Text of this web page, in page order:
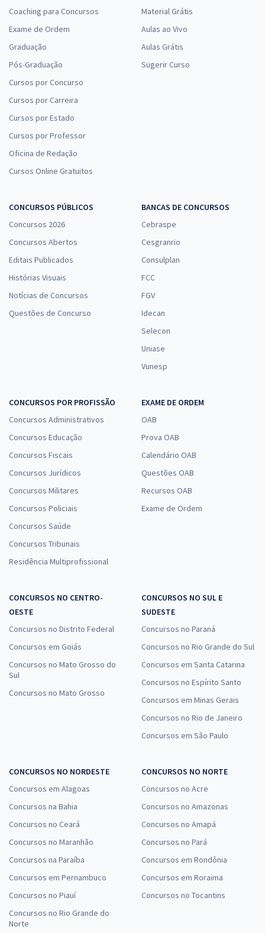
Coaching para Concursos
Exame de Ordem
Graduação
Pós-Graduação
Cursos por Concurso
Cursos por Carreira
Cursos por Estado
Cursos por Professor
Oficina de Redação
Cursos Online Gratuitos
Material Grátis
Aulas ao Vivo
Aulas Grátis
Sugerir Curso
CONCURSOS PÚBLICOS
Concursos 2026
Concursos Abertos
Editais Publicados
Histórias Visuais
Notícias de Concursos
Questões de Concurso
BANCAS DE CONCURSOS
Cebraspe
Cesgranrio
Consulplan
FCC
FGV
Idecan
Selecon
Uniase
Vunesp
CONCURSOS POR PROFISSÃO
Concursos Administrativos
Concursos Educação
Concursos Fiscais
Concursos Jurídicos
Concursos Militares
Concursos Policiais
Concursos Saúde
Concursos Tribunais
Residência Multiprofissional
EXAME DE ORDEM
OAB
Prova OAB
Calendário OAB
Questões OAB
Recursos OAB
Exame de Ordem
CONCURSOS NO CENTRO-
OESTE
Concursos no Distrito Federal
Concursos em Goiás
Concursos no Mato Grosso do
Sul
Concursos no Mato Grosso
CONCURSOS NO SUL E
SUDESTE
Concursos no Paraná
Concursos no Rio Grande do Sul
Concursos em Santa Catarina
Concursos no Espírito Santo
Concursos em Minas Gerais
Concursos no Rio de Janeiro
Concursos em São Paulo
CONCURSOS NO NORDESTE
Concursos em Alagoas
Concursos na Bahia
Concursos no Ceará
Concursos no Maranhão
Concursos na Paraíba
Concursos em Pernambuco
Concursos no Piauí
Concursos no Rio Grande do
Norte
CONCURSOS NO NORTE
Concursos no Acre
Concursos no Amazonas
Concursos no Amapá
Concursos no Pará
Concursos em Rondônia
Concursos em Roraima
Concursos no Tocantins